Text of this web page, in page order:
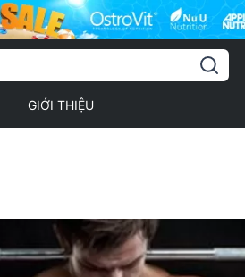
GIỚI THIỆU